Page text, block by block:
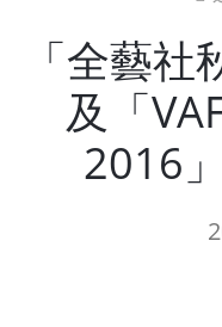
「全藝社
及「
2016